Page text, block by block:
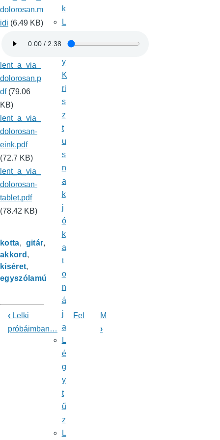
dolorosan.m
idi (6.49 KB)
lent_a_via_
dolorosan.p
df (79.06
KB)
lent_a_via_
dolorosan-
eink.pdf
(72.7 KB)
lent_a_via_
dolorosan-
tablet.pdf
(78.42 KB)
kotta
gitár
akkord
kíséret
egyszólamú
Könyv
kereszthivatkozásai
Énekeskönyv
‹ Lelki
próbáimban…
Fel
M
›
k
L
y
K
ri
s
z
t
u
s
n
a
k
j
ó
k
a
t
o
n
á
j
a
L
é
g
y
t
ű
z
L